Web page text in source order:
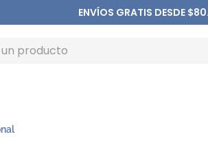
ENVÍOS GRATIS DESDE